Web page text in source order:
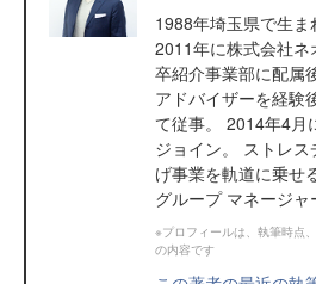
1988年埼玉県で生ま
2011年に株式会社
卒紹介事業部に配属
アドバイザーを経験
て従事。 2014年4月
ジョイン。 ストレ
げ事業を軌道に乗せ
グループ マネージ
※プロフィールは、執筆時点
の内容です